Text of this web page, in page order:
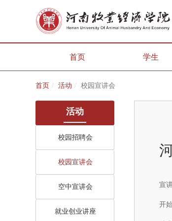
首页 学生
首页 活动 校园宣讲会
活动
校园招聘会
校园宣讲会
空中宣讲会
就业创业讲座
宣
开